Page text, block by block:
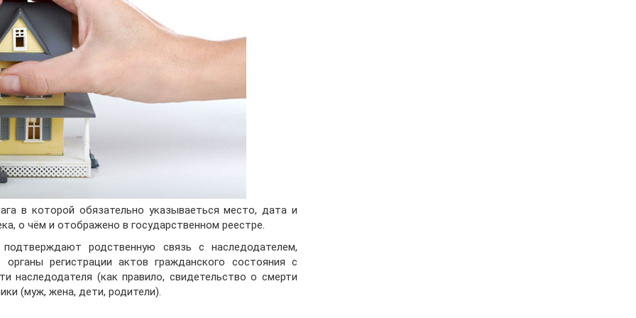
в которой обязательно указываеться место, дата и
о чём и отображено в государственном реестре.
родственную связь с наследодателем,
регистрации актов гражданского состояния с
наследодателя (как правило, свидетельство о смерти
(муж, жена, дети, родители).